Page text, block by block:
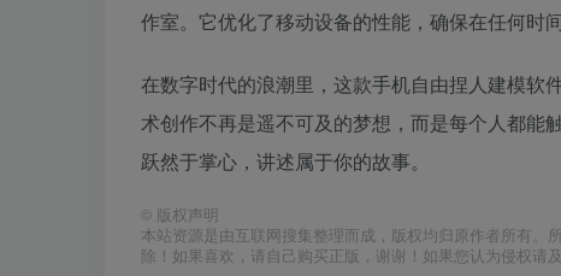
作室。它优化了移动设备的性能，确保在任何时
在数字时代的浪潮里，这款手机自由捏人建模软
术创作不再是遥不可及的梦想，而是每个人都能
跃然于掌心，讲述属于你的故事。
© 版权声明
本站资源是由互联网搜集整理而成，版权均归原作者所有。
除！如果喜欢，请自己购买正版，谢谢！如果您认为侵权请